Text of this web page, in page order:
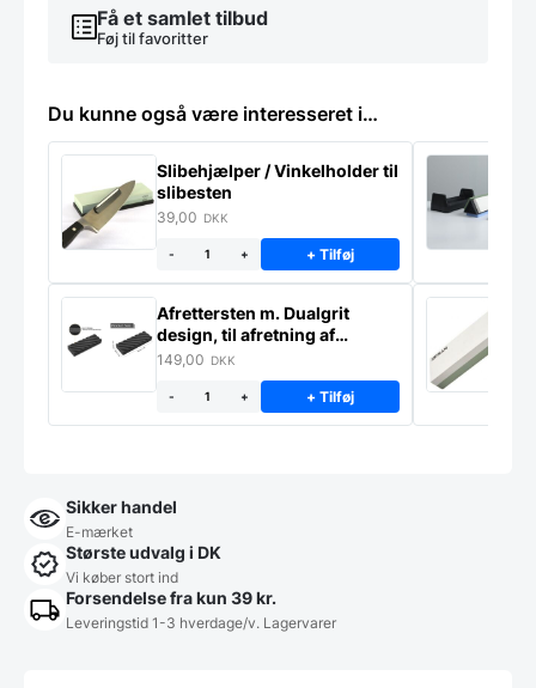
Få et samlet tilbud
Føj til favoritter
Du kunne også være interesseret i…
Slibehjælper / Vinkelholder til
slibesten
39,00 DKK
- + + Tilføj
Afrettersten m. Dualgrit
design, til afretning af
slibesten
149,00 DKK
- + + Tilføj
Sikker handel
E-mærket
Største udvalg i DK
Vi køber stort ind
Forsendelse fra kun 39 kr.
Leveringstid 1-3 hverdage/v. Lagervarer